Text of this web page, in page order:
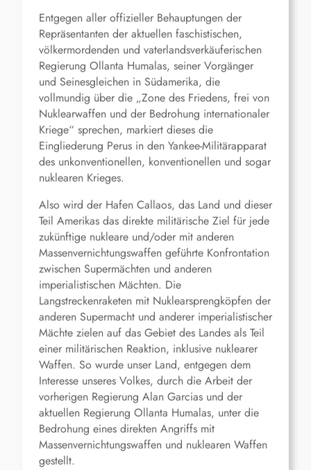
Entgegen aller offizieller Behauptungen der
Repräsentanten der aktuellen faschistischen,
völkermordenden und vaterlandsverkäuferischen
Regierung Ollanta Humalas, seiner Vorgänger
und Seinesgleichen in Südamerika, die
vollmundig über die „Zone des Friedens, frei von
Nuklearwaffen und der Bedrohung internationaler
Kriege“ sprechen, markiert dieses die
Eingliederung Perus in den Yankee-Militärapparat
des unkonventionellen, konventionellen und sogar
nuklearen Krieges.
Also wird der Hafen Callaos, das Land und dieser
Teil Amerikas das direkte militärische Ziel für jede
zukünftige nukleare und/oder mit anderen
Massenvernichtungswaffen geführte Konfrontation
zwischen Supermächten und anderen
imperialistischen Mächten. Die
Langstreckenraketen mit Nuklearsprengköpfen der
anderen Supermacht und anderer imperialistischer
Mächte zielen auf das Gebiet des Landes als Teil
einer militärischen Reaktion, inklusive nuklearer
Waffen. So wurde unser Land, entgegen dem
Interesse unseres Volkes, durch die Arbeit der
vorherigen Regierung Alan Garcias und der
aktuellen Regierung Ollanta Humalas, unter die
Bedrohung eines direkten Angriffs mit
Massenvernichtungswaffen und nuklearen Waffen
gestellt.